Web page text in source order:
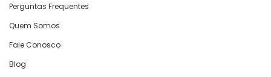
Perguntas Frequentes
Quem Somos
Fale Conosco
Blog